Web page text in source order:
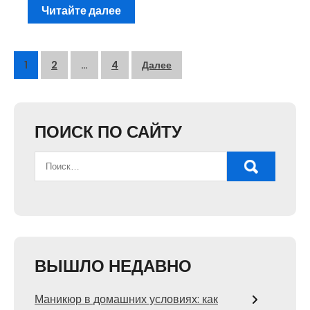
Читайте далее
Пагинация
1 2 … 4 Далее
ПОИСК ПО САЙТУ
ВЫШЛО НЕДАВНО
Маникюр в домашних условиях: как